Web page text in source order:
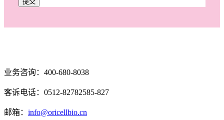
业务咨询：400-680-8038
客诉电话：0512-82782585-827
邮箱： info@oricellbio.cn